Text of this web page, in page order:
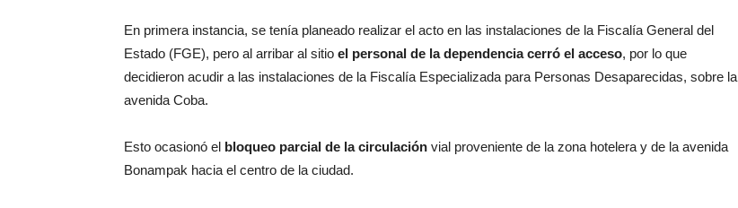
En primera instancia, se tenía planeado realizar el acto en las instalaciones de la Fiscalía General del
Estado (FGE), pero al arribar al sitio el personal de la dependencia cerró el acceso, por lo que
decidieron acudir a las instalaciones de la Fiscalía Especializada para Personas Desaparecidas, sobre la
avenida Coba.
Esto ocasionó el bloqueo parcial de la circulación vial proveniente de la zona hotelera y de la avenida
Bonampak hacia el centro de la ciudad.